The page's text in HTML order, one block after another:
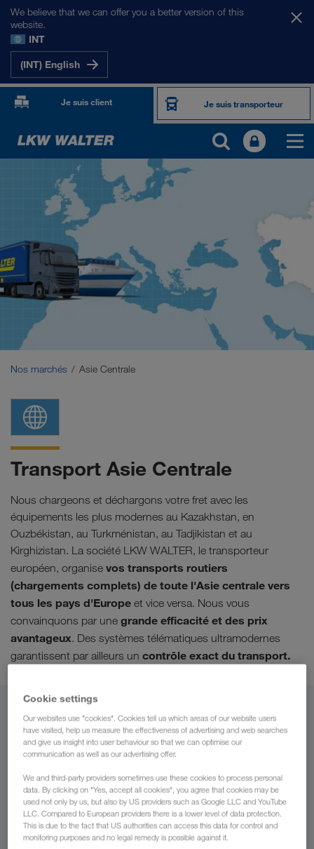
We believe that we can offer you a better version of this
website.
INT
(INT) English
Je suis client Je suis transporteur
NOS MARCHÉS
Europe
Asie Centrale
Russie
Moyen-Orient
Nos marchés Asie Centrale
Transport Asie Centrale
Nous chargeons et déchargons votre fret avec les
équipements les plus modernes au Kazakhstan, en
Ouzbékistan, au Turkménistan, au Tadjikistan et au
Kirghizistan. La société LKW WALTER, le transporteur
européen, organise vos transports routiers
(chargements complets) de toute l'Asie centrale vers
tous les pays d'Europe et vice versa. Nous vous
convainquons par une grande efficacité et des prix
avantageux. Des systèmes télématiques ultramodernes
garantissent par ailleurs un contrôle exact du transport.
De
Belgique
Vers
Pays
Cookie settings
Our websites use "cookies". Cookies tell us which areas of our website users
have visited, help us measure the effectiveness of advertising and web searches
and give us insight into user behaviour so that we can optimise our
communication as well as our advertising offer.
We and third-party providers sometimes use these cookies to process personal
data. By clicking on "Yes, accept all cookies", you agree that cookies may be
used not only by us, but also by US providers such as Google LLC and YouTube
LLC. Compared to European providers there is a lower level of data protection.
This is due to the fact that US authorities can access this data for control and
monitoring purposes and no legal remedy is possible against it.